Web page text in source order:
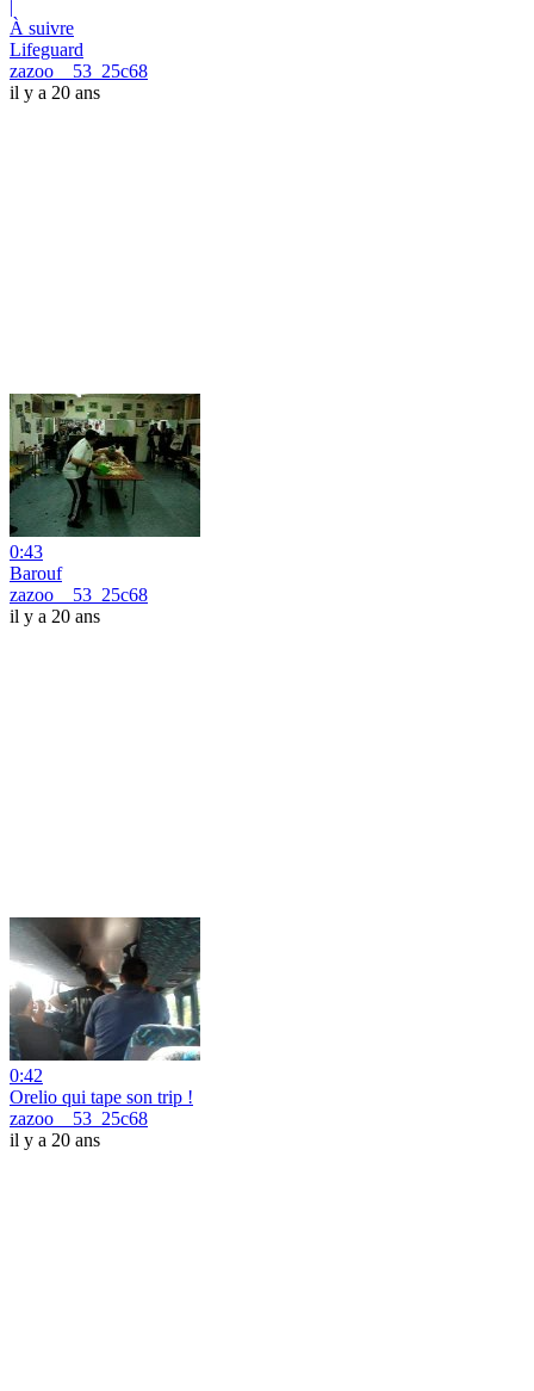
|
À suivre
Lifeguard
zazoo__53_25c68
il y a 20 ans
0:43
Barouf
zazoo__53_25c68
il y a 20 ans
0:42
Orelio qui tape son trip !
zazoo__53_25c68
il y a 20 ans